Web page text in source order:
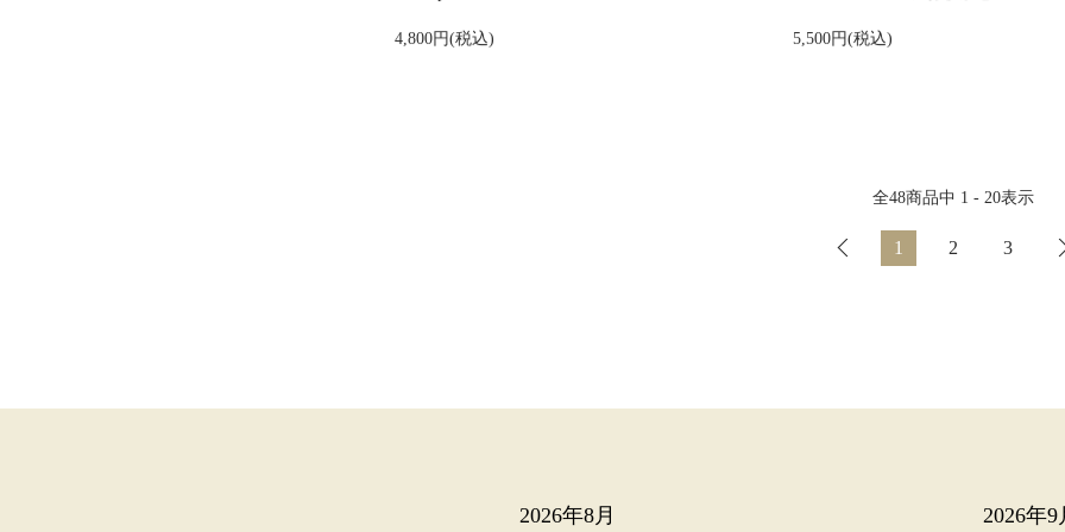
4,800円(税込) 5,500円(税込)
全48商品中 1 - 20表示
1 2 3
2026年8月 2026年9